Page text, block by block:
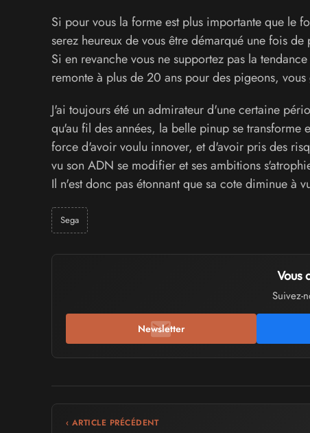
Si pour vous la forme est plus importante que le
serez heureux de vous être démarqué une fois de
Si en revanche vous ne supportez pas la
remonte à plus de 20 ans pour des pigeons,
J'ai toujours été un admirateur d'une certaine
qu'au fil des années, la belle pinup se
force d'avoir voulu innover, et d'avoir pris des
vu son ADN se modifier et ses ambitions
Il n'est donc pas étonnant que sa cote diminue à
Sega
Vous
Suivez-
Newsletter
‹ ARTICLE PRÉCÉDENT